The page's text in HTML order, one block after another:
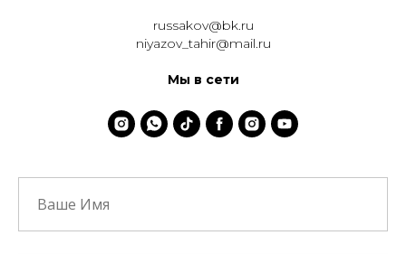
russakov@bk.ru
niyazov_tahir@mail.ru
Мы в сети